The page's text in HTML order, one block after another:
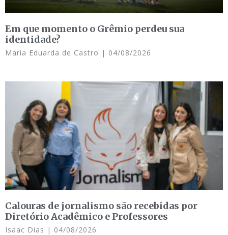
Em que momento o Grêmio perdeu sua
identidade?
Maria Eduarda de Castro 04/08/2026
Calouras de jornalismo são recebidas por
Diretório Acadêmico e Professores
Isaac Dias 04/08/2026